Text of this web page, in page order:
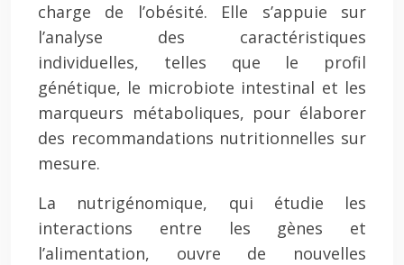
charge de l’obésité. Elle s’appuie sur
l’analyse des caractéristiques
individuelles, telles que le profil
génétique, le microbiote intestinal et les
marqueurs métaboliques, pour élaborer
des recommandations nutritionnelles sur
mesure.
La nutrigénomique, qui étudie les
interactions entre les gènes et
l’alimentation, ouvre de nouvelles